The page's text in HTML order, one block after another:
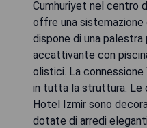
Cumhuriyet nel centro
offre una sistemazione
dispone di una palestra
accattivante con
olistici. La
in tutta la struttura. Le
Hotel Izmir sono
dotate di arredi